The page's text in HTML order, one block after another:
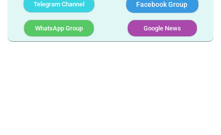
Telegram Channel Facebook Group
WhatsApp Group Google News